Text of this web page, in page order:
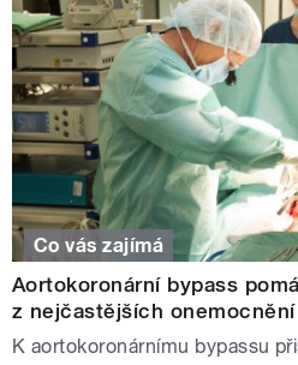
Co vás zajímá
Aortokoronární bypass
z nejčastějších
K aortokoronárnímu bypassu